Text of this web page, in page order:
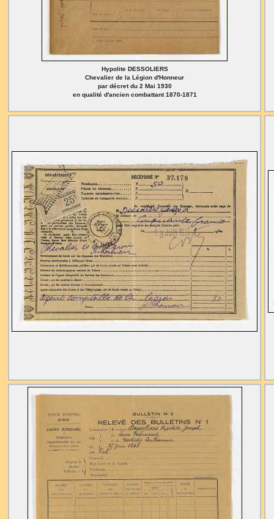
Hypolite DESSOLIERS
Chevalier de la Légion d'Honneur
par décret du 2 Mai 1930
en qualité d'ancien combattant 1870-1871